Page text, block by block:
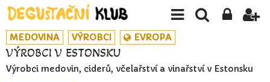
MEDOVINA VÝROBCI EVROPA
VÝROBCI V ESTONSKU
Výrobci medovin, ciderů, včelařství a vinařství v Estonsku